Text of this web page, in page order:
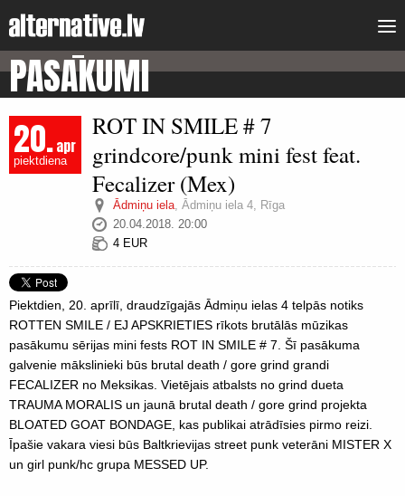
PASĀKUMI
20.apr
piektdiena
ROT IN SMILE # 7
grindcore/punk mini fest feat.
Fecalizer (Mex)
Ādmiņu iela, Ādmiņu iela 4, Rīga
20.04.2018. 20:00
4 EUR
Piektdien, 20. aprīlī, draudzīgajās Ādmiņu ielas 4 telpās notiks
ROTTEN SMILE / EJ APSKRIETIES rīkots brutālās mūzikas
pasākumu sērijas mini fests ROT IN SMILE # 7. Šī pasākuma
galvenie mākslinieki būs brutal death / gore grind grandi
FECALIZER no Meksikas. Vietējais atbalsts no grind dueta
TRAUMA MORALIS un jaunā brutal death / gore grind projekta
BLOATED GOAT BONDAGE, kas publikai atrādīsies pirmo reizi.
Īpašie vakara viesi būs Baltkrievijas street punk veterāni MISTER X
un girl punk/hc grupa MESSED UP.